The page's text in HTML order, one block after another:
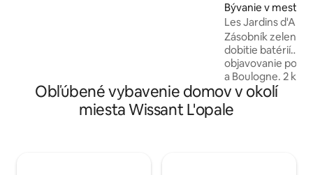
Bývanie v meste
s-lès-Calais
Les Jardins
osôb
Zásobník zelene
dobitie batérií…
objavovanie
a Boulogne. 2
Wissant, Cap
Sangatte,
Caps… Zmena
Obľúbené vybavenie domov v okolí
miesta Wissant L'opale